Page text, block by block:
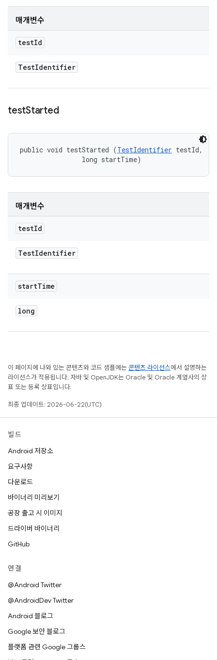
매개변수
testId
TestIdentifier
testStarted
public void testStarted (TestIdentifier testId,
                long startTime)
매개변수
testId
TestIdentifier
startTime
long
이 페이지에 나와 있는 콘텐츠와 코드 샘플에는 콘텐츠 라이선스에서 설명하는
라이선스가 적용됩니다. 자바 및 OpenJDK는 Oracle 및 Oracle 계열사의 상
표 또는 등록 상표입니다.
최종 업데이트: 2026-06-22(UTC)
빌드
Android 저장소
요구사항
다운로드
바이너리 미리보기
공장 출고 시 이미지
드라이버 바이너리
GitHub
연결
@Android Twitter
@AndroidDev Twitter
Android 블로그
Google 보안 블로그
플랫폼 관련 Google 그룹스